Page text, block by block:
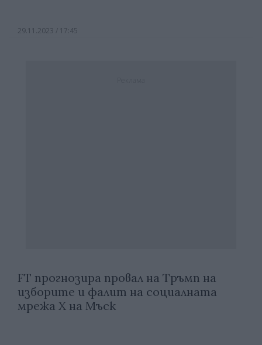
29.11.2023 / 17:45
FT прогнозира провал на Тръмп на
изборите и фалит на социалната
мрежа X на Mъск